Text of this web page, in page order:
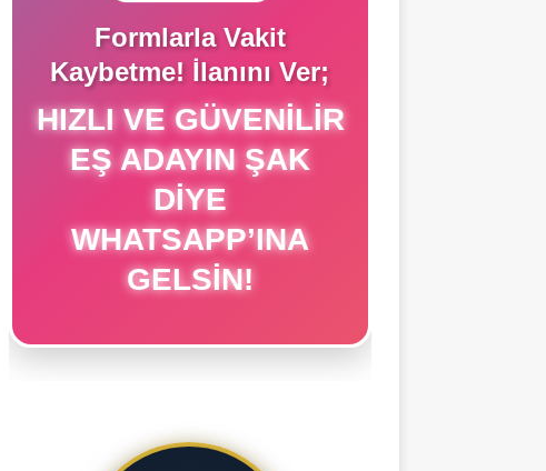
Formlarla Vakit
Kaybetme! İlanını Ver;
HIZLI VE GÜVENILIR
EŞ ADAYIN ŞAK
DIYE
WHATSAPP’INA
GELSIN!